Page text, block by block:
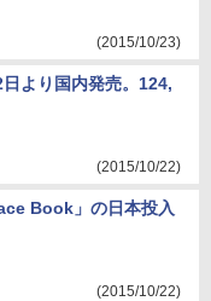
(2015/10/23)
より国内発売。124,
(2015/10/22)
Book」の日本投入
(2015/10/22)